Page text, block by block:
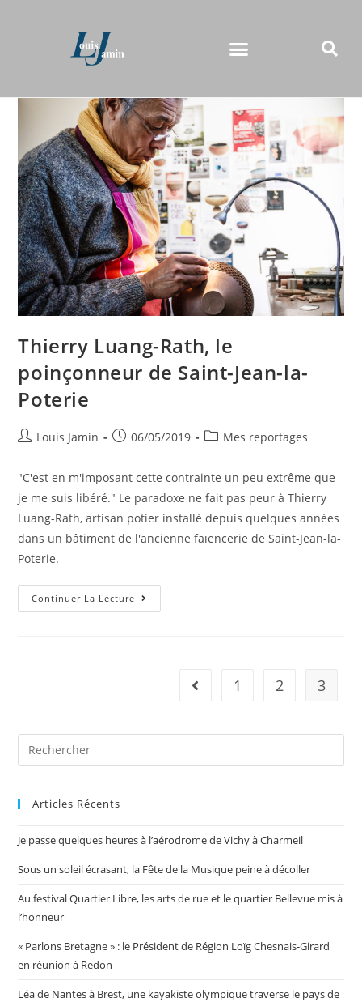
Thierry Luang-Rath, le
poinçonneur de Saint-Jean-la-
Poterie
Louis Jamin 06/05/2019 Mes reportages
"C'est en m'imposant cette contrainte un peu extrême que
je me suis libéré." Le paradoxe ne fait pas peur à Thierry
Luang-Rath, artisan potier installé depuis quelques années
dans un bâtiment de l'ancienne faïencerie de Saint-Jean-la-
Poterie.
Continuer La Lecture
1 2 3
Articles Récents
Je passe quelques heures à l’aérodrome de Vichy à Charmeil
Sous un soleil écrasant, la Fête de la Musique peine à décoller
Au festival Quartier Libre, les arts de rue et le quartier Bellevue mis à
l’honneur
« Parlons Bretagne » : le Président de Région Loïg Chesnais-Girard
en réunion à Redon
Léa de Nantes à Brest, une kayakiste olympique traverse le pays de